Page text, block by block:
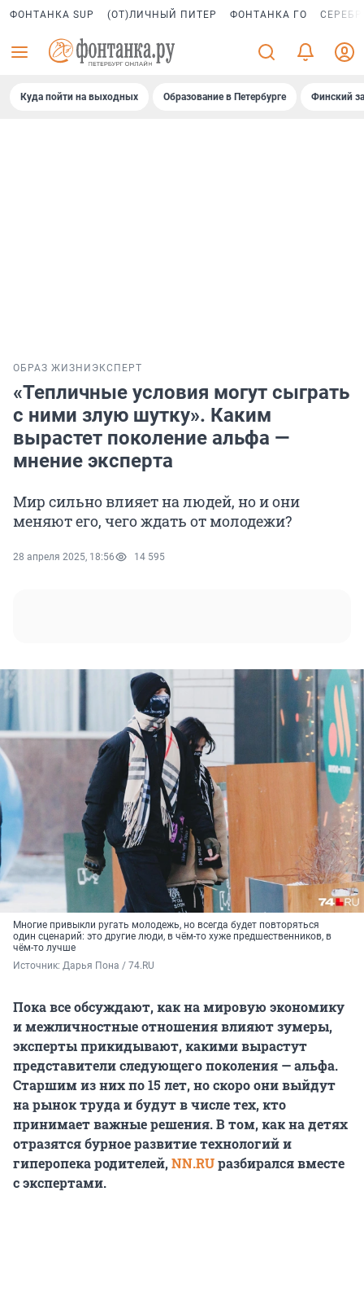
ФОНТАНКА SUP (ОТ)ЛИЧНЫЙ ПИТЕР ФОНТАНКА ГО
Куда пойти на выходных Образование в Петербурге Финский
ОБРАЗ ЖИЗНИ ЭКСПЕРТ
«Тепличные условия могут сыграть
с ними злую шутку». Каким
вырастет поколение альфа —
мнение эксперта
Мир сильно влияет на людей, но и они
меняют его, чего ждать от молодежи?
28 апреля 2025, 18:56 14 595
Многие привыкли ругать молодежь, но всегда будет повторяться
один сценарий: это другие люди, в чём-то хуже предшественников, в
чём-то лучше
Источник: Дарья Пона / 74.RU
Пока все обсуждают, как на мировую экономику
и межличностные отношения влияют зумеры,
эксперты прикидывают, какими вырастут
представители следующего поколения — альфа.
Старшим из них по15 лет, но скоро они выйдут
на рынок труда и будут в числе тех, кто
принимает важные решения. В том, как на детях
отразятся бурное развитие технологий и
гиперопека родителей,NN.RUразбирался вместе
с экспертами.